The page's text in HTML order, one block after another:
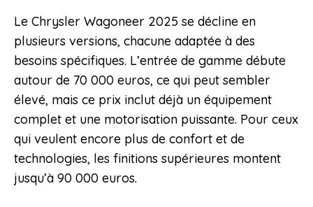
Le Chrysler Wagoneer 2025 se décline en
plusieurs versions, chacune adaptée à des
besoins spécifiques. L’entrée de gamme débute
autour de 70 000 euros, ce qui peut sembler
élevé, mais ce prix inclut déjà un équipement
complet et une motorisation puissante. Pour ceux
qui veulent encore plus de confort et de
technologies, les finitions supérieures montent
jusqu’à 90 000 euros.